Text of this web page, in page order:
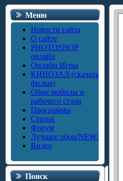
Меню
Новости сайта
О сайте
PHOTOSHOP
онлайн
Онлайн Игры
КИНОЗАЛ (скачать
фильм)
Обои мобилы и
рабочего стола
Программы
Статьи
Форум
Лучшие обои/NEW/
Видео
Поиск